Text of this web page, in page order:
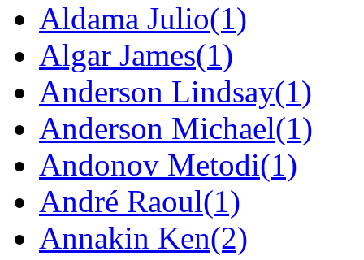
Aldama Julio(1)
Algar James(1)
Anderson Lindsay(1)
Anderson Michael(1)
Andonov Metodi(1)
André Raoul(1)
Annakin Ken(2)